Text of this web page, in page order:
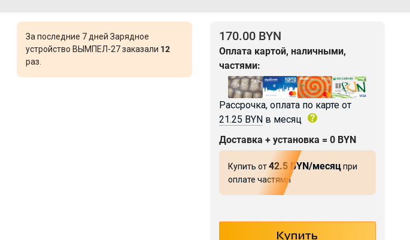
За последние 7 дней Зарядное
устройство ВЫМПЕЛ-27 заказали 12
раз.
170.00 BYN
Оплата картой, наличными,
частями:
Рассрочка, оплата по карте от
21.25 BYNв месяц
Доставка + установка = 0 BYN
Купить от42.5 BYN/месяцпри
оплате частями